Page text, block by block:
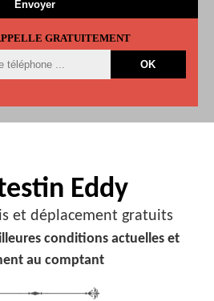
GRATUITEMENT
Eddy
et déplacement gratuits
conditions actuelles et
au comptant